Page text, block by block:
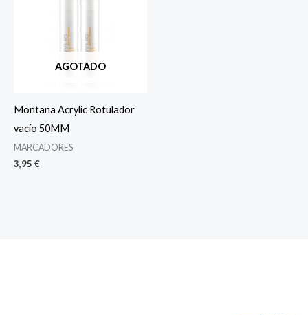
AGOTADO
Montana Acrylic Rotulador
vacío 50MM
MARCADORES
3,95 €